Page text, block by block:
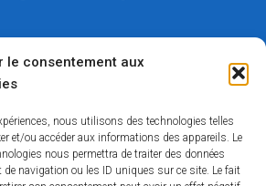
le consentement aux
nous utilisons des technologies telles
et/ou accéder aux informations des appareils. Le
nous permettra de traiter des données
de navigation ou les ID uniques sur ce site. Le fait
de Thiron-Gardais
Thiron-Gardais